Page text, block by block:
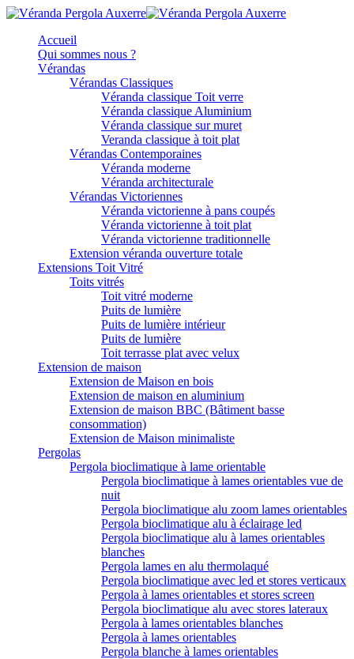
Accueil
Qui sommes nous ?
Vérandas
Vérandas Classiques
Véranda classique Toit verre
Véranda classique Aluminium
Véranda classique sur muret
Veranda classique à toit plat
Vérandas Contemporaines
Véranda moderne
Véranda architecturale
Vérandas Victoriennes
Véranda victorienne à pans coupés
Véranda victorienne à toit plat
Véranda victorienne traditionnelle
Extension véranda ouverture totale
Extensions Toit Vitré
Toits vitrés
Toit vitré moderne
Puits de lumière
Puits de lumière intérieur
Puits de lumière
Toit terrasse plat avec velux
Extension de maison
Extension de Maison en bois
Extension de maison en aluminium
Extension de maison BBC (Bâtiment basse
consommation)
Extension de Maison minimaliste
Pergolas
Pergola bioclimatique à lame orientable
Pergola bioclimatique à lames orientables vue de
nuit
Pergola bioclimatique alu zoom lames orientables
Pergola bioclimatique alu à éclairage led
Pergola bioclimatique alu à lames orientables
blanches
Pergola lames en alu thermolaqué
Pergola bioclimatique avec led et stores verticaux
Pergola à lames orientables et stores screen
Pergola bioclimatique alu avec stores lateraux
Pergola à lames orientables blanches
Pergola à lames orientables
Pergola blanche à lames orientables